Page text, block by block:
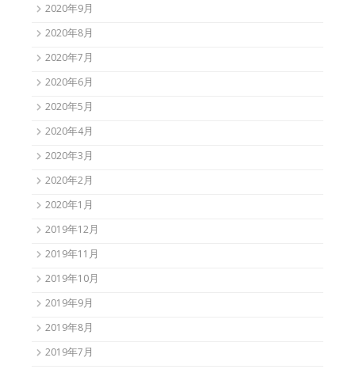
2020年9月
2020年8月
2020年7月
2020年6月
2020年5月
2020年4月
2020年3月
2020年2月
2020年1月
2019年12月
2019年11月
2019年10月
2019年9月
2019年8月
2019年7月